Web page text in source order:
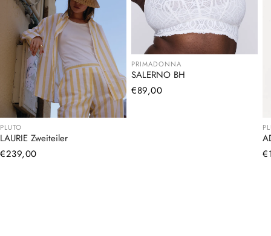
PLUTO
LAURIE Zweiteiler
Normaler
€239,00
PRIMADONNA
SALERNO BH
Normaler
€89,00